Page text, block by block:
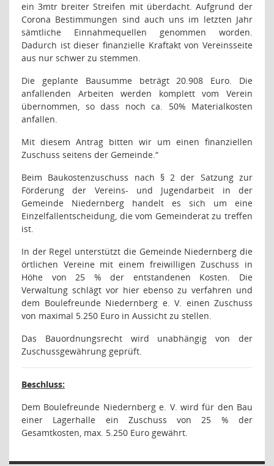
ein 3mtr breiter Streifen mit überdacht. Aufgrund der
Corona Bestimmungen sind auch uns im letzten Jahr
sämtliche Einnahmequellen genommen worden.
Dadurch ist dieser finanzielle Kraftakt von Vereinsseite
aus nur schwer zu stemmen.
Die geplante Bausumme beträgt 20.908 Euro. Die
anfallenden Arbeiten werden komplett vom Verein
übernommen, so dass noch ca. 50% Materialkosten
anfallen.
Mit diesem Antrag bitten wir um einen finanziellen
Zuschuss seitens der Gemeinde.“
Beim Baukostenzuschuss nach § 2 der Satzung zur
Förderung der Vereins- und Jugendarbeit in der
Gemeinde Niedernberg handelt es sich um eine
Einzelfallentscheidung, die vom Gemeinderat zu treffen
ist.
In der Regel unterstützt die Gemeinde Niedernberg die
örtlichen Vereine mit einem freiwilligen Zuschuss in
Höhe von 25 % der entstandenen Kosten. Die
Verwaltung schlägt vor hier ebenso zu verfahren und
dem Boulefreunde Niedernberg e. V. einen Zuschuss
von maximal 5.250 Euro in Aussicht zu stellen.
Das Bauordnungsrecht wird unabhängig von der
Zuschussgewährung geprüft.
Beschluss:
Dem Boulefreunde Niedernberg e. V. wird für den Bau
einer Lagerhalle ein Zuschuss von 25 % der
Gesamtkosten, max. 5.250 Euro gewährt.